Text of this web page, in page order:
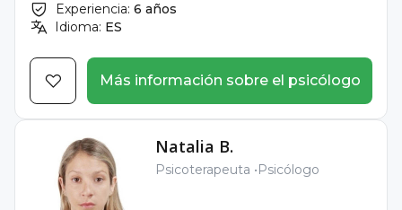
Experiencia: 6 años
Idioma: ES
Más información sobre el psicólogo
Natalia B.
Psicoterapeuta Psicólogo